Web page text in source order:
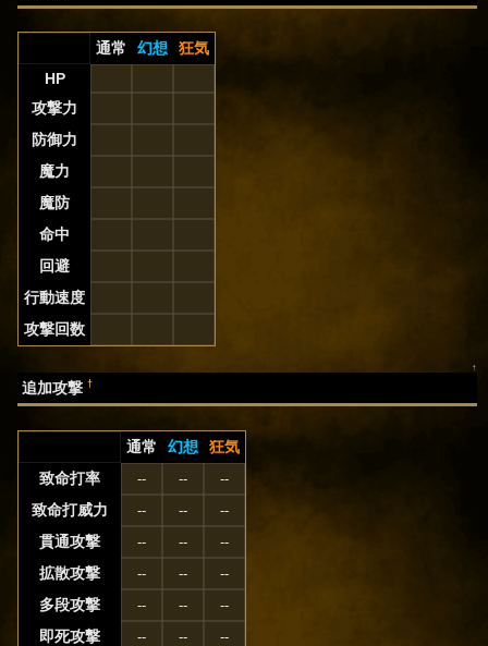
通常 幻想
狂気
HP
攻撃力
防御力
魔力
魔防
命中
回避
行動速度
攻撃回数
↑
追加攻撃†
通常 幻想
狂気
致命打率
-- -- --
致命打威力 -- -- --
貫通攻撃 -- -- --
拡散攻撃 -- -- --
多段攻撃 -- -- --
即死攻撃 -- -- --